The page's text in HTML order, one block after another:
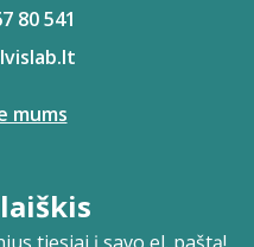
80 541
mums